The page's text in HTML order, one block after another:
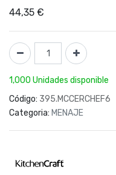
44,35 €
1,000 Unidades disponible
Código: 395.MCCERCHEF6
Categoria: MENAJE